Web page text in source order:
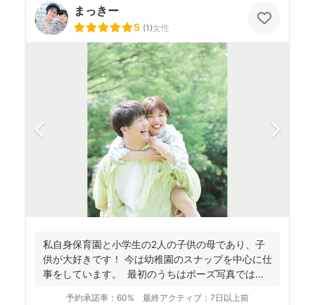
まっきー
5 (1)女性
私自身保育園と小学生の2人の子供の母であり、子
供が大好きです！ 今は幼稚園のスナップを中心に仕
事をしています。 最初のうちはポーズ写真ではな
予約承諾率： 60% 最終アクティブ： 7日以上前